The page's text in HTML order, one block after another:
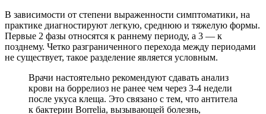
В зависимости от степени выраженности симптоматики, на
практике диагностируют легкую, среднюю и тяжелую формы.
Первые 2 фазы относятся к раннему периоду, а 3 — к
позднему. Четко разграниченного перехода между периодами
не существует, такое разделение является условным.
Врачи настоятельно рекомендуют сдавать анализ
крови на боррелиоз не ранее чем через 3-4 недели
после укуса клеща. Это связано с тем, что антитела
к бактерии Borrelia, вызывающей болезнь,